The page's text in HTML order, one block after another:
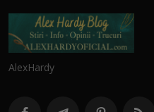
AlexHardy